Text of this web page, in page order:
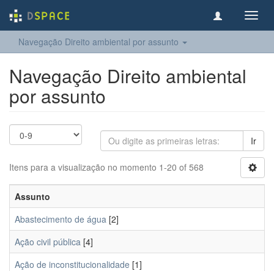
Navegação Direito ambiental por assunto
Navegação Direito ambiental
por assunto
Ir
Itens para a visualização no momento 1-20 of 568
Assunto
Abastecimento de água [2]
Ação civil pública [4]
Ação de inconstitucionalidade [1]